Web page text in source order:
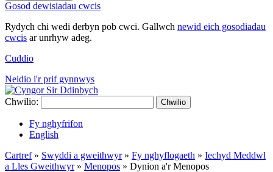
Gosod dewisiadau cwcis
Rydych chi wedi derbyn pob cwci. Gallwch newid eich gosodiadau
cwcis ar unrhyw adeg.
Cuddio
Neidio i'r prif gynnwys
Chwilio: Chwilio
Fy nghyfrifon
English
Cartref» Swyddi a gweithwyr» Fy nghyflogaeth » Iechyd Meddwl
a Lles Gweithwyr» Menopos » Dynion a'r Menopos